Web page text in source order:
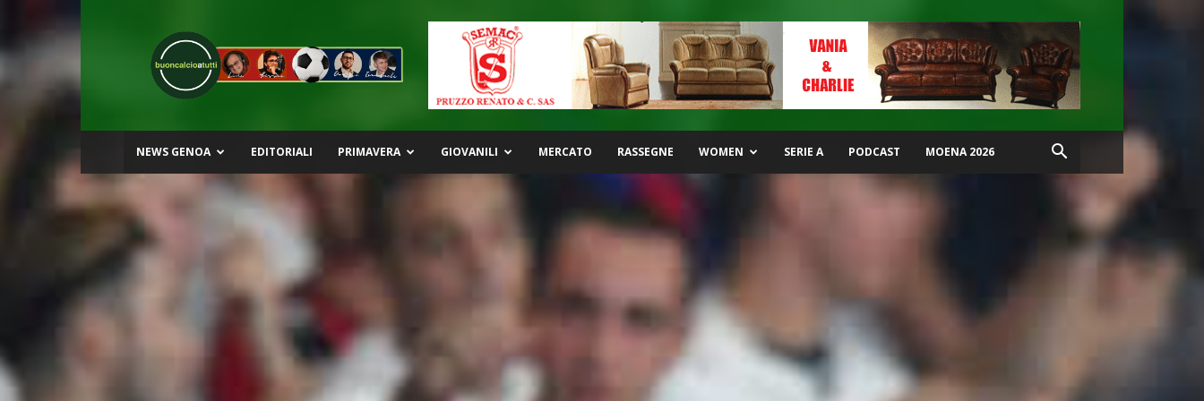
Buon
Calcio
a
Tutti
NEWS GENOA EDITORIALI PRIMAVERA GIOVANILI MERCATO RASSEGNE WOMEN SERIE A PODCAST MOENA 2026